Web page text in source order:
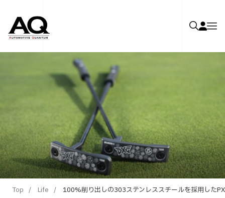
Top Life 100%削り出しの303ステンレススチールを採用した